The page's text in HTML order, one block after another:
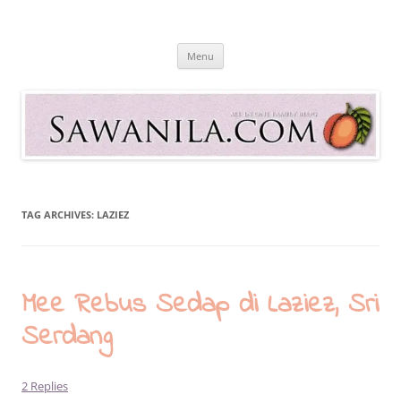
Sawanila.com
All In One Family Blog
Menu
TAG ARCHIVES: LAZIEZ
Mee Rebus Sedap di Laziez, Sri
Serdang
2 Replies